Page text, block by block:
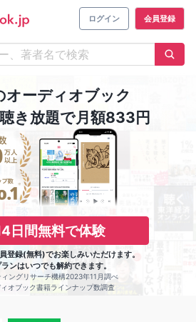
ログイン 会員登録
オーディオブック
き放題で月額833円
日間無料で体験
録(無料)でお楽しみいただけます。
ンはいつでも解約できます。
ングリサーチ機構2023年11月調べ
オブック書籍ラインナップ数調査